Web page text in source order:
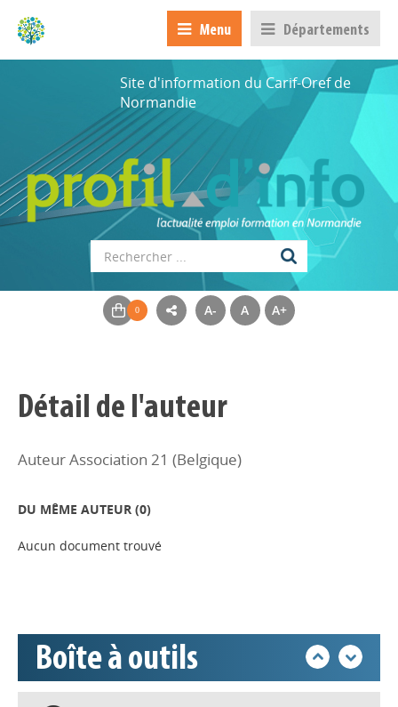
Menu Départements
Site d'information du Carif-Oref de
Normandie
A- A A+
Détail de l'auteur
Auteur Association 21 (Belgique)
DU MÊME AUTEUR (0)
Aucun document trouvé
Boîte à outils
Déposer une actu !
Base documentaire